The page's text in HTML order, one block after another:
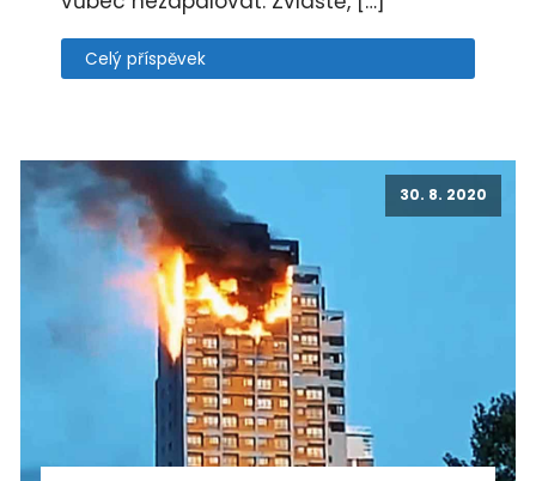
Celý příspěvek
30. 8. 2020